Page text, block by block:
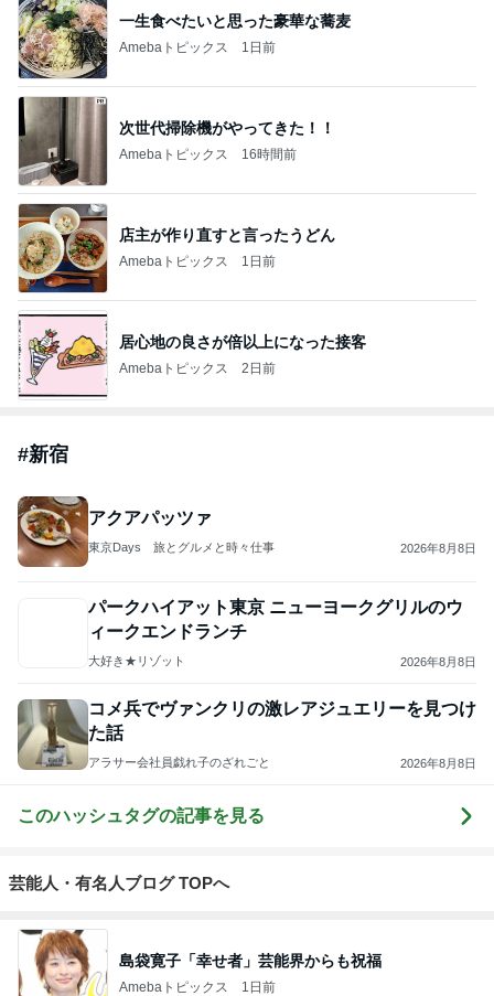
一生食べたいと思った豪華な蕎麦
Amebaトピックス 1日前
次世代掃除機がやってきた！！
Amebaトピックス 16時間前
店主が作り直すと言ったうどん
Amebaトピックス 1日前
居心地の良さが倍以上になった接客
Amebaトピックス 2日前
#新宿
アクアパッツァ
東京Days 旅とグルメと時々仕事 2026年8月8日
パークハイアット東京 ニューヨークグリルのウ
ィークエンドランチ
大好き★リゾット 2026年8月8日
コメ兵でヴァンクリの激レアジュエリーを見つけ
た話
アラサー会社員戯れ子のざれごと 2026年8月8日
このハッシュタグの記事を見る
芸能人・有名人ブログ TOPへ
島袋寛子「幸せ者」芸能界からも祝福
Amebaトピックス 1日前